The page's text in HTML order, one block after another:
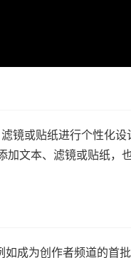
镜或贴纸进行个性化设
加文本、滤镜或贴纸，
成为创作者频道的首